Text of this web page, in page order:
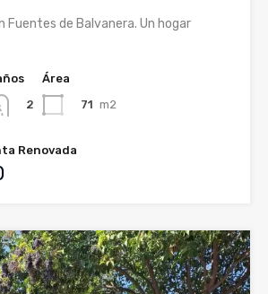
Fuentes de Balvanera. Un hogar
2
Área
71 m2
Renovada